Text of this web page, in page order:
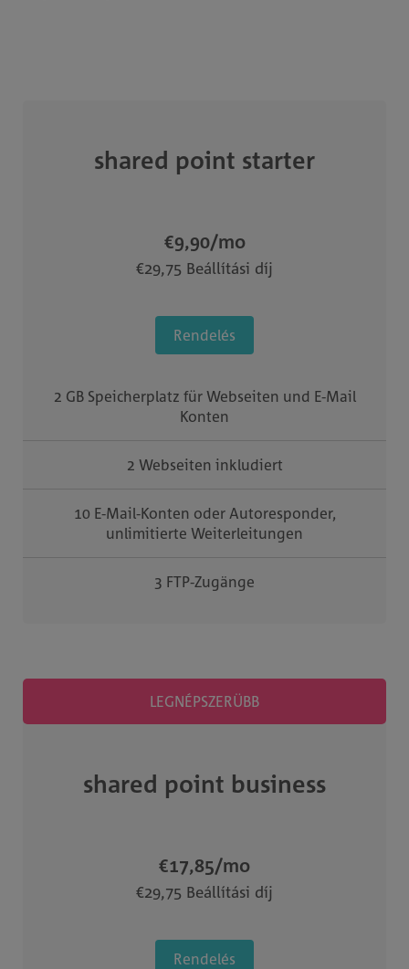
shared point starter
€9,90/mo
€29,75 Beállítási díj
Rendelés
2 GB Speicherplatz für Webseiten und E-Mail
Konten
2 Webseiten inkludiert
10 E-Mail-Konten oder Autoresponder,
unlimitierte Weiterleitungen
3 FTP-Zugänge
LEGNÉPSZERÜBB
shared point business
€17,85/mo
€29,75 Beállítási díj
Rendelés